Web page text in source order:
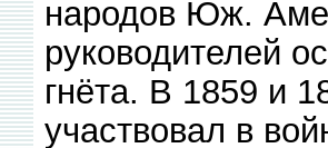
народов Юж.
руководителей
гнёта. В 1859 и
участвовал в